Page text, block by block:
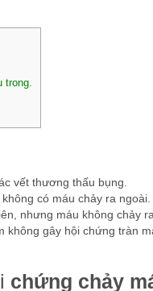
trong.
vết thương thấu bụng.
có máu chảy ra ngoài.
nhưng máu không chảy
không gây hội chứng tràn
chứng chảy